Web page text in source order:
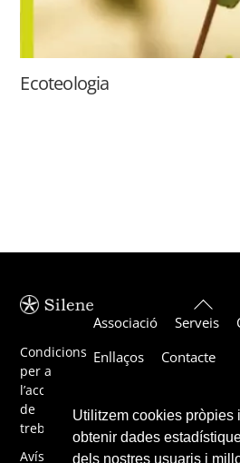
Utilitzem cookies pròpies
obtenir dades
dels nostres usuaris i
Ecoteologia
Back
To
Top
Condicions
per a
l’acceptació
de
treballs
Avís legal
Associació Serveis
Enllaços
Contacte